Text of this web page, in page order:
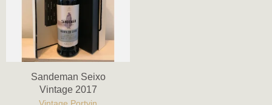
Sandeman Seixo
Vintage 2017
Vintage Portvin